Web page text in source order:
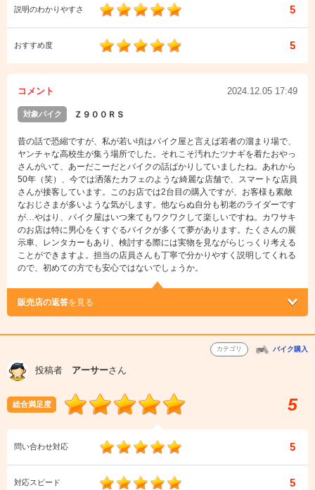
説明のわかりやすさ 5
おすすめ度 5
コメント 2024.12.05 17:49
対象バイク Ｚ９００ＲＳ
昔の話で恐縮ですが、私が若い頃はバイク屋と言えば若者の溜まり場で、
ヤンチャな高校生が集う場所でした。それこそ汚れたツナギを着たおやっ
さんがいて、あーだこーだとバイクの話ばかりしていましたね。あれから
50年（笑）、今では洒落たカフェのような綺麗な店舗で、スマートな店員
さんが接客しています。このお店では2台目の購入ですが、お客様も素敵
なおじさまが多いような気がします。他ならぬ自分も初老のライダーです
が…やはり、バイク屋はいつ来てもワクワクして楽しいですね。カワサキ
のお店は特に男心をくすぐるバイクが多くて夢があります。たくさんの展
示車、レンタカーもあり、検討する際には実物を見ながらじっくり考える
ことができますよ。担当の店員さんも丁寧で分かりやすく説明してくれる
ので、初めての方でも安心ではないでしょうか。
販売店の返答を見る
カテゴリ バイク購入
投稿者 アーサーさん
総合満足度 5
問い合わせ対応 5
対応スピード 5